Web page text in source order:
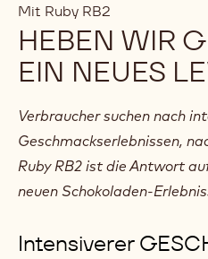
Mit Ruby RB2
HEBEN WIR
EIN NEUES
Verbraucher suchen nach
Geschmackserlebnissen,
Ruby RB2 ist die Antwort
neuen Schokoladen-
Intensiverer